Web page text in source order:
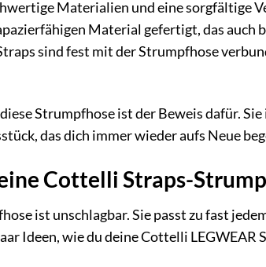
Materialien und eine sorgfältige
Material gefertigt, das auch
sind fest mit der Strumpfhose
Strumpfhose ist der Beweis dafür.
das dich immer wieder aufs Neue
Cottelli Straps-
ist unschlagbar. Sie passt zu fast
Ideen, wie du deine Cottelli LEGWEAR